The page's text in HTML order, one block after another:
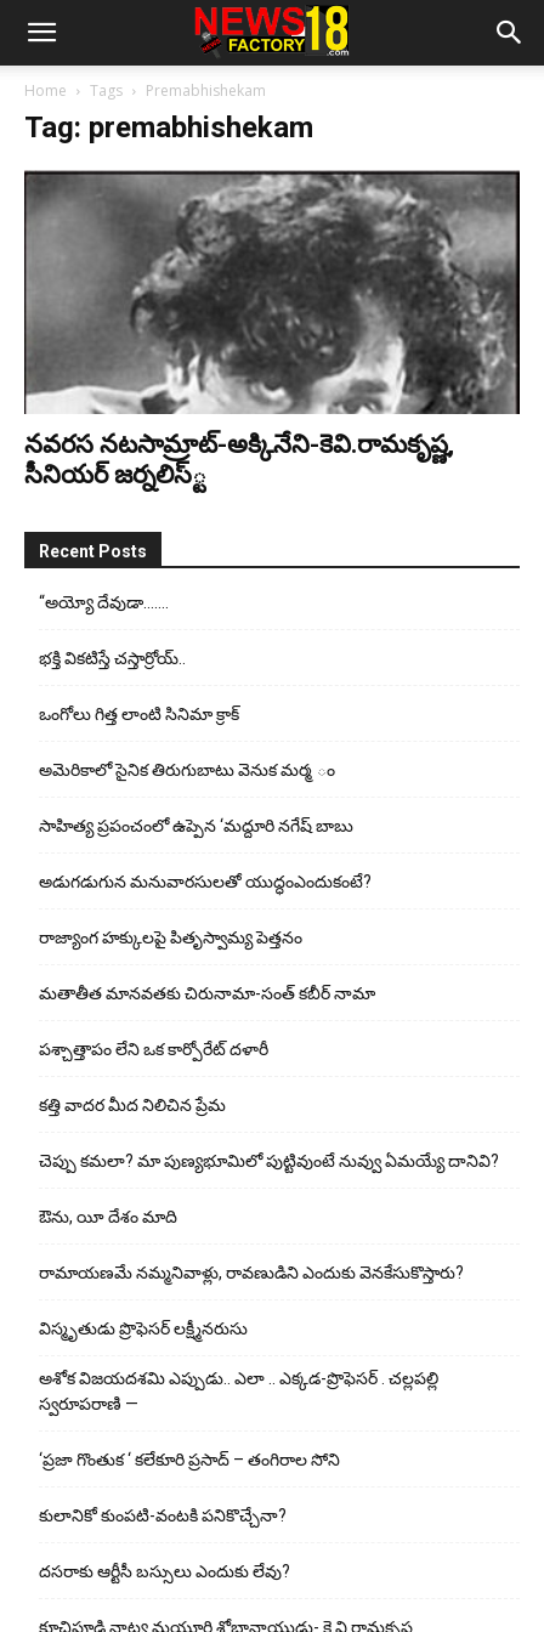
Home Tags Premabhishekam
Tag: premabhishekam
న‌వ‌ర‌స న‌ట‌సామ్రాట్‌-అక్కినేని-కెవి.రామ‌కృష్ణ‌,
సీనియ‌ర్ జ‌ర్న‌లిస్్ట‌
Recent Posts
“అయ్యో దేవుడా…….
భ‌క్తి విక‌టిస్తే చ‌స్తార్రోయ్‌..
ఒంగోలు గిత్త లాంటి సినిమా క్రాక్
అమెరికాలో సైనిక తిరుగుబాటు వెనుక మర్మ ం
సాహిత్య ప్రపంచంలో ఉప్పెన ‘మద్దూరి నగేష్ బాబు
అడుగ‌డుగున మ‌నువార‌సుల‌తో యుద్ధంఎందుకంటే?
రాజ్యాంగ హక్కులపై పితృస్వామ్య పెత్తనం
మతాతీత మానవతకు చిరునామా-సంత్ కబీర్ నామా
పశ్చాత్తాపం లేని ఒక కార్పోరేట్ దళారీ
కత్తి వాదర మీద నిలిచిన ప్రేమ
చెప్పు క‌మ‌లా? మా పుణ్యభూమిలో పుట్టివుంటే నువ్వు ఏమయ్యే దానివి?
ఔను, యీ దేశం మాది
రామాయణమే నమ్మనివాళ్లు, రావణుడిని ఎందుకు వెనకేసుకొస్తారు?
విస్మృతుడు ప్రొఫెసర్ లక్ష్మీనరుసు
అశోక విజ‌య‌ద‌శ‌మి ఎప్పుడు.. ఎలా .. ఎక్క‌డ‌-ప్రొఫెసర్ . చల్లపల్లి
స్వరూపరాణి —
‘ప్రజా గొంతుక ‘ కలేకూరి ప్రసాద్ – తంగిరాల సోని
కులానికో కుంప‌టి-వంట‌కి ప‌నికొచ్చేనా?
ద‌స‌రాకు ఆర్టీసీ బ‌స్సులు ఎందుకు లేవు?
కూచిపూడి నాట్య మ‌యూరి శోభానాయుడు- కె.వి.రామకృష్ణ